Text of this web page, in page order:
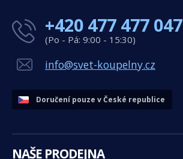
+420 477 477 047
(Po - Pá: 9:00 - 15:30)
info@svet-koupelny.cz
Doručení pouze v České republice
NAŠE PRODEJNA